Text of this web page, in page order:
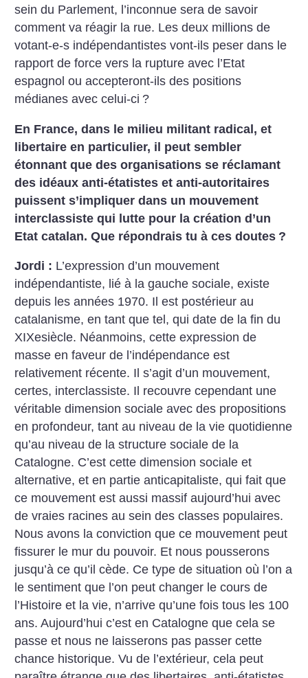
sein du Parlement, l’inconnue sera de savoir
comment va réagir la rue. Les deux millions de
votant-e-s indépendantistes vont-ils peser dans le
rapport de force vers la rupture avec l’Etat
espagnol ou accepteront-ils des positions
médianes avec celui-ci ?
En France, dans le milieu militant radical, et
libertaire en particulier, il peut sembler
étonnant que des organisations se réclamant
des idéaux anti-étatistes et anti-autoritaires
puissent s’impliquer dans un mouvement
interclassiste qui lutte pour la création d’un
Etat catalan. Que répondrais tu à ces doutes ?
Jordi : L’expression d’un mouvement
indépendantiste, lié à la gauche sociale, existe
depuis les années 1970. Il est postérieur au
catalanisme, en tant que tel, qui date de la fin du
XIXesiècle. Néanmoins, cette expression de
masse en faveur de l’indépendance est
relativement récente. Il s’agit d’un mouvement,
certes, interclassiste. Il recouvre cependant une
véritable dimension sociale avec des propositions
en profondeur, tant au niveau de la vie quotidienne
qu’au niveau de la structure sociale de la
Catalogne. C’est cette dimension sociale et
alternative, et en partie anticapitaliste, qui fait que
ce mouvement est aussi massif aujourd’hui avec
de vraies racines au sein des classes populaires.
Nous avons la conviction que ce mouvement peut
fissurer le mur du pouvoir. Et nous pousserons
jusqu’à ce qu’il cède. Ce type de situation où l’on a
le sentiment que l’on peut changer le cours de
l’Histoire et la vie, n’arrive qu’une fois tous les 100
ans. Aujourd’hui c’est en Catalogne que cela se
passe et nous ne laisserons pas passer cette
chance historique. Vu de l’extérieur, cela peut